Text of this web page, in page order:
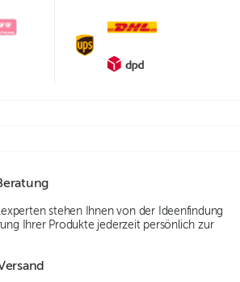
stehen Ihnen von der Ideenfindung
Ihrer Produkte jederzeit persönlich zur